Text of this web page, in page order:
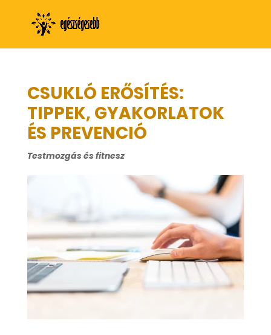
CSUKLÓ ERŐSÍTÉS:
TIPPEK, GYAKORLATOK
ÉS PREVENCIÓ
Testmozgás és fitnesz